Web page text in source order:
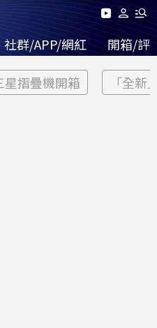
社群/APP/網紅 開箱/評
星摺疊機開箱 「全新